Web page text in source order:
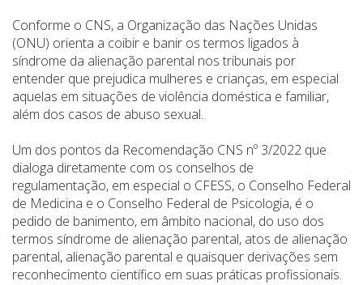
Conforme o CNS, a Organização das Nações Unidas
(ONU) orienta a coibir e banir os termos ligados à
síndrome da alienação parental nos tribunais por
entender que prejudica mulheres e crianças, em especial
aquelas em situações de violência doméstica e familiar,
além dos casos de abuso sexual.
Um dos pontos da Recomendação CNS nº 3/2022 que
dialoga diretamente com os conselhos de
regulamentação, em especial o CFESS, o Conselho Federal
de Medicina e o Conselho Federal de Psicologia, é o
pedido de banimento, em âmbito nacional, do uso dos
termos síndrome de alienação parental, atos de alienação
parental, alienação parental e quaisquer derivações sem
reconhecimento científico em suas práticas profissionais.